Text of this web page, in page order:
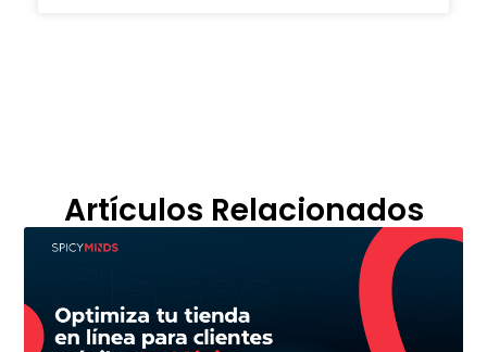
Artículos Relacionados